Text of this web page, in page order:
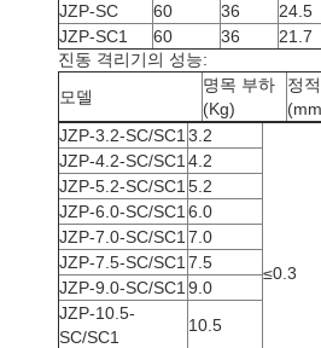
JZP-SC
60 36 24.5
JZP-SC1
60 36 21.7
진동 격리기의 성능:
모델
명목 부하
(Kg)
정
JZP-3.2-SC/SC1 3.2
≤0.3
JZP-4.2-SC/SC1 4.2
JZP-5.2-SC/SC1 5.2
JZP-6.0-SC/SC1 6.0
JZP-7.0-SC/SC1 7.0
JZP-7.5-SC/SC1 7.5
JZP-9.0-SC/SC1 9.0
JZP-10.5-
SC/SC1
10.5